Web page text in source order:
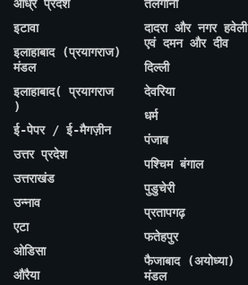
आंध्र प्रदेश
इटावा
इलाहाबाद (प्रयागराज)
मंडल
इलाहाबाद( प्रयागराज
)
ई-पेपर / ई-मैगज़ीन
उत्तर प्रदेश
उत्तराखंड
उन्नाव
एटा
ओडिसा
औरैया
तेलंगाना
दादरा और नगर हवेली
एवं दमन और दीव
दिल्ली
देवरिया
धर्म
पंजाब
पश्चिम बंगाल
पुडुचेरी
प्रतापगढ़
फतेहपुर
फैजाबाद (अयोध्या)
मंडल